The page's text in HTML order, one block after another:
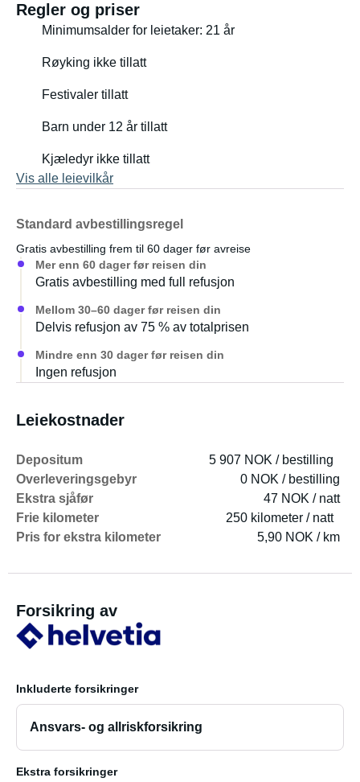
Regler og priser
Minimumsalder for leietaker: 21 år
Røyking ikke tillatt
Festivaler tillatt
Barn under 12 år tillatt
Kjæledyr ikke tillatt
Vis alle leievilkår
Standard avbestillingsregel
Gratis avbestilling frem til 60 dager før avreise
Mer enn 60 dager før reisen din
Gratis avbestilling med full refusjon
Mellom 30–60 dager før reisen din
Delvis refusjon av 75 % av totalprisen
Mindre enn 30 dager før reisen din
Ingen refusjon
Leiekostnader
Depositum
5 907 NOK / bestilling
Overleveringsgebyr
0 NOK / bestilling
Ekstra sjåfør
47 NOK / natt
Frie kilometer
250 kilometer / natt
Pris for ekstra kilometer
5,90 NOK / km
Forsikring av
Inkluderte forsikringer
Ansvars- og allriskforsikring
Ekstra forsikringer